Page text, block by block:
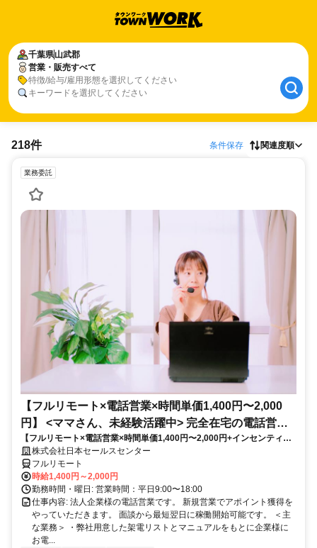
千葉県山武郡
営業・販売すべて
特徴/給与/雇用形態を選択してください
キーワードを選択してください
218件 条件保存 関連度順
業務委託
【フルリモート×電話営業×時間単価1,400円〜2,000
円】 <ママさん、未経験活躍中> 完全在宅の電話営業
で家庭と仕事の両立を実現
【フルリモート×電話営業×時間単価1,400円〜2,000円+インセンティブ
あり】 ＜ママさん、未経験活躍中＞ 完全在宅の電話営業で家庭と仕事の
両立を実現
株式会社日本セールスセンター
フルリモート
時給1,400円～2,000円
勤務時間・曜日: 営業時間：平日9:00〜18:00
仕事内容: 法人企業様の電話営業です。 新規営業でアポイント獲得を
やっていただきます。 面談から最短翌日に稼働開始可能です。 ＜主
な業務＞ ・弊社用意した架電リストとマニュアルをもとに企業様に
お電...